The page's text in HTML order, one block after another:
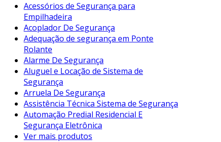
Acessórios de Segurança para
Empilhadeira
Acoplador De Segurança
Adequação de segurança em Ponte
Rolante
Alarme De Segurança
Aluguel e Locação de Sistema de
Segurança
Arruela De Segurança
Assistência Técnica Sistema de Segurança
Automação Predial Residencial E
Segurança Eletrônica
Ver mais produtos